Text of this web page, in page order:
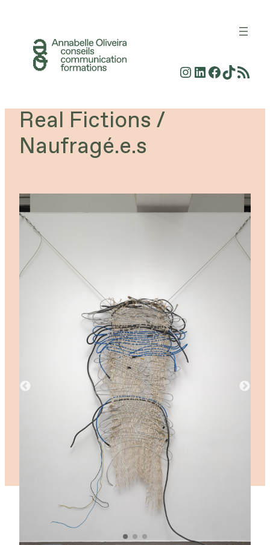
contenu
Instagram
LinkedIn
Facebook
TikTok
Flux RSS
Real Fictions /
Naufragé.e.s